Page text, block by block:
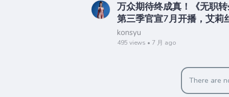
万众期待终成真！《无职
第三季官宣7月开播，艾莉
全新手游震撼回归
konsyu
495 views • 7 月 ago
There are